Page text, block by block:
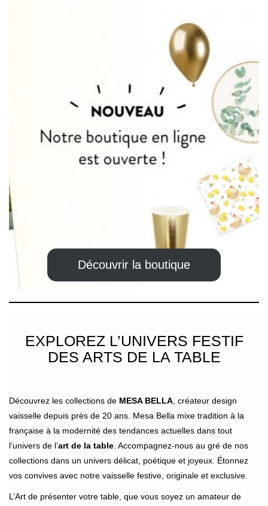
Découvrir la boutique
EXPLOREZ L’UNIVERS FESTIF
DES ARTS DE LA TABLE
Découvrez les collections de MESA BELLA, créateur design
vaisselle depuis près de 20 ans. Mesa Bella mixe tradition à la
française à la modernité des tendances actuelles dans tout
l’univers de l’art de la table. Accompagnez-nous au gré de nos
collections dans un univers délicat, poétique et joyeux. Étonnez
vos convives avec notre vaisselle festive, originale et exclusive.
L’Art de présenter votre table, que vous soyez un amateur de